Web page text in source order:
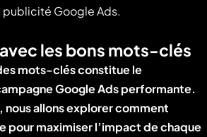
Google Ads.
les bons mots-clés
mots-clés constitue le
Google Ads performante.
allons explorer comment
pour maximiser l’impact de chaque